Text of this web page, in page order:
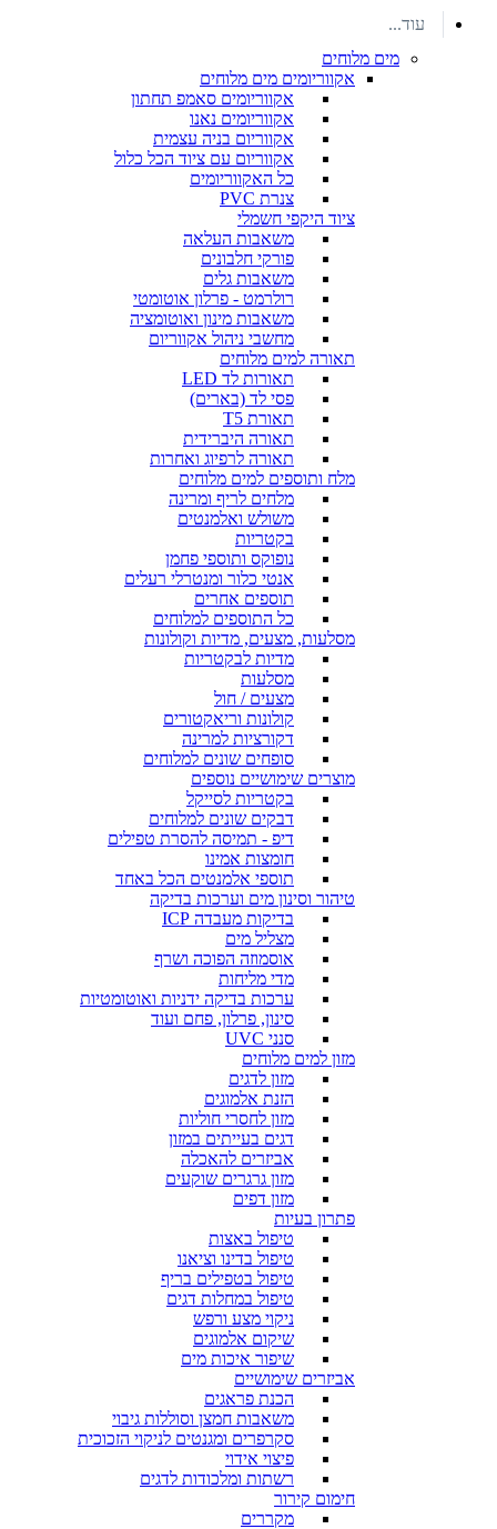
עוד...
מים מלוחים
אקווריומים מים מלוחים
אקווריומים סאמפ תחתון
אקווריומים נאנו
אקווריום בניה עצמית
אקווריום עם ציוד הכל כלול
כל האקווריומים
צנרת PVC
ציוד היקפי חשמלי
משאבות העלאה
פורקי חלבונים
משאבות גלים
רולרמט - פרלון אוטומטי
משאבות מינון ואוטומציה
מחשבי ניהול אקווריום
תאורה למים מלוחים
תאורות לד LED
פסי לד (בארים)
תאורת T5
תאורה היברידית
תאורה לרפיוג ואחרות
מלח ותוספים למים מלוחים
מלחים לריף ומרינה
משולש ואלמנטים
בקטריות
נופוקס ותוספי פחמן
אנטי כלור ומנטרלי רעלים
תוספים אחרים
כל התוספים למלוחים
מסלעות, מצעים, מדיות וקולונות
מדיות לבקטריות
מסלעות
מצעים / חול
קולונות וריאקטורים
דקורציות למרינה
סופחים שונים למלוחים
מוצרים שימושיים נוספים
בקטריות לסייקל
דבקים שונים למלוחים
דיפ - תמיסה להסרת טפילים
חומצות אמינו
תוספי אלמנטים הכל באחד
טיהור וסינון מים וערכות בדיקה
בדיקות מעבדה ICP
מצליל מים
אוסמוזה הפוכה ושרף
מדי מליחות
ערכות בדיקה ידניות ואוטומטיות
סינון, פרלון, פחם ועוד
סנני UVC
מזון למים מלוחים
מזון לדגים
הזנת אלמוגים
מזון לחסרי חוליות
דגים בעייתים במזון
אביזרים להאכלה
מזון גרגרים שוקעים
מזון דפים
פתרון בעיות
טיפול באצות
טיפול בדינו וציאנו
טיפול בטפילים בריף
טיפול במחלות דגים
ניקוי מצע ורפש
שיקום אלמוגים
שיפור איכות מים
אביזרים שימושיים
הכנת פראגים
משאבות חמצן וסוללות גיבוי
סקרפרים ומגנטים לניקוי הזכוכית
פיצוי אידוי
רשתות ומלכודות לדגים
חימום קירור
מקררים